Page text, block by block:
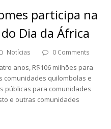
participa na
Dia da África
Notícias 0 Comments
anos, R$106 milhões para
comunidades quilombolas e
públicas para comunidades
e outras comunidades